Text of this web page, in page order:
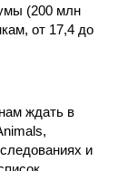
(200 млн
от 17,4 до
ждать в
и